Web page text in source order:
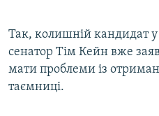
Так, колишній кандидат
сенатор Тім Кейн вже
мати проблеми із
таємниці.